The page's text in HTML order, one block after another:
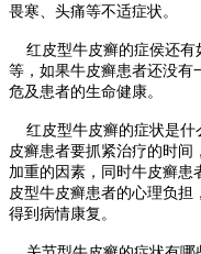
畏寒、头痛等不适症状。
红皮型牛皮癣的症侯还有
等，如果牛皮癣患者还没有
危及患者的生命健康。
红皮型牛皮癣的症状是什
皮癣患者要抓紧治疗的时间
加重的因素，同时牛皮癣患
皮型牛皮癣患者的心理负担
得到病情康复。